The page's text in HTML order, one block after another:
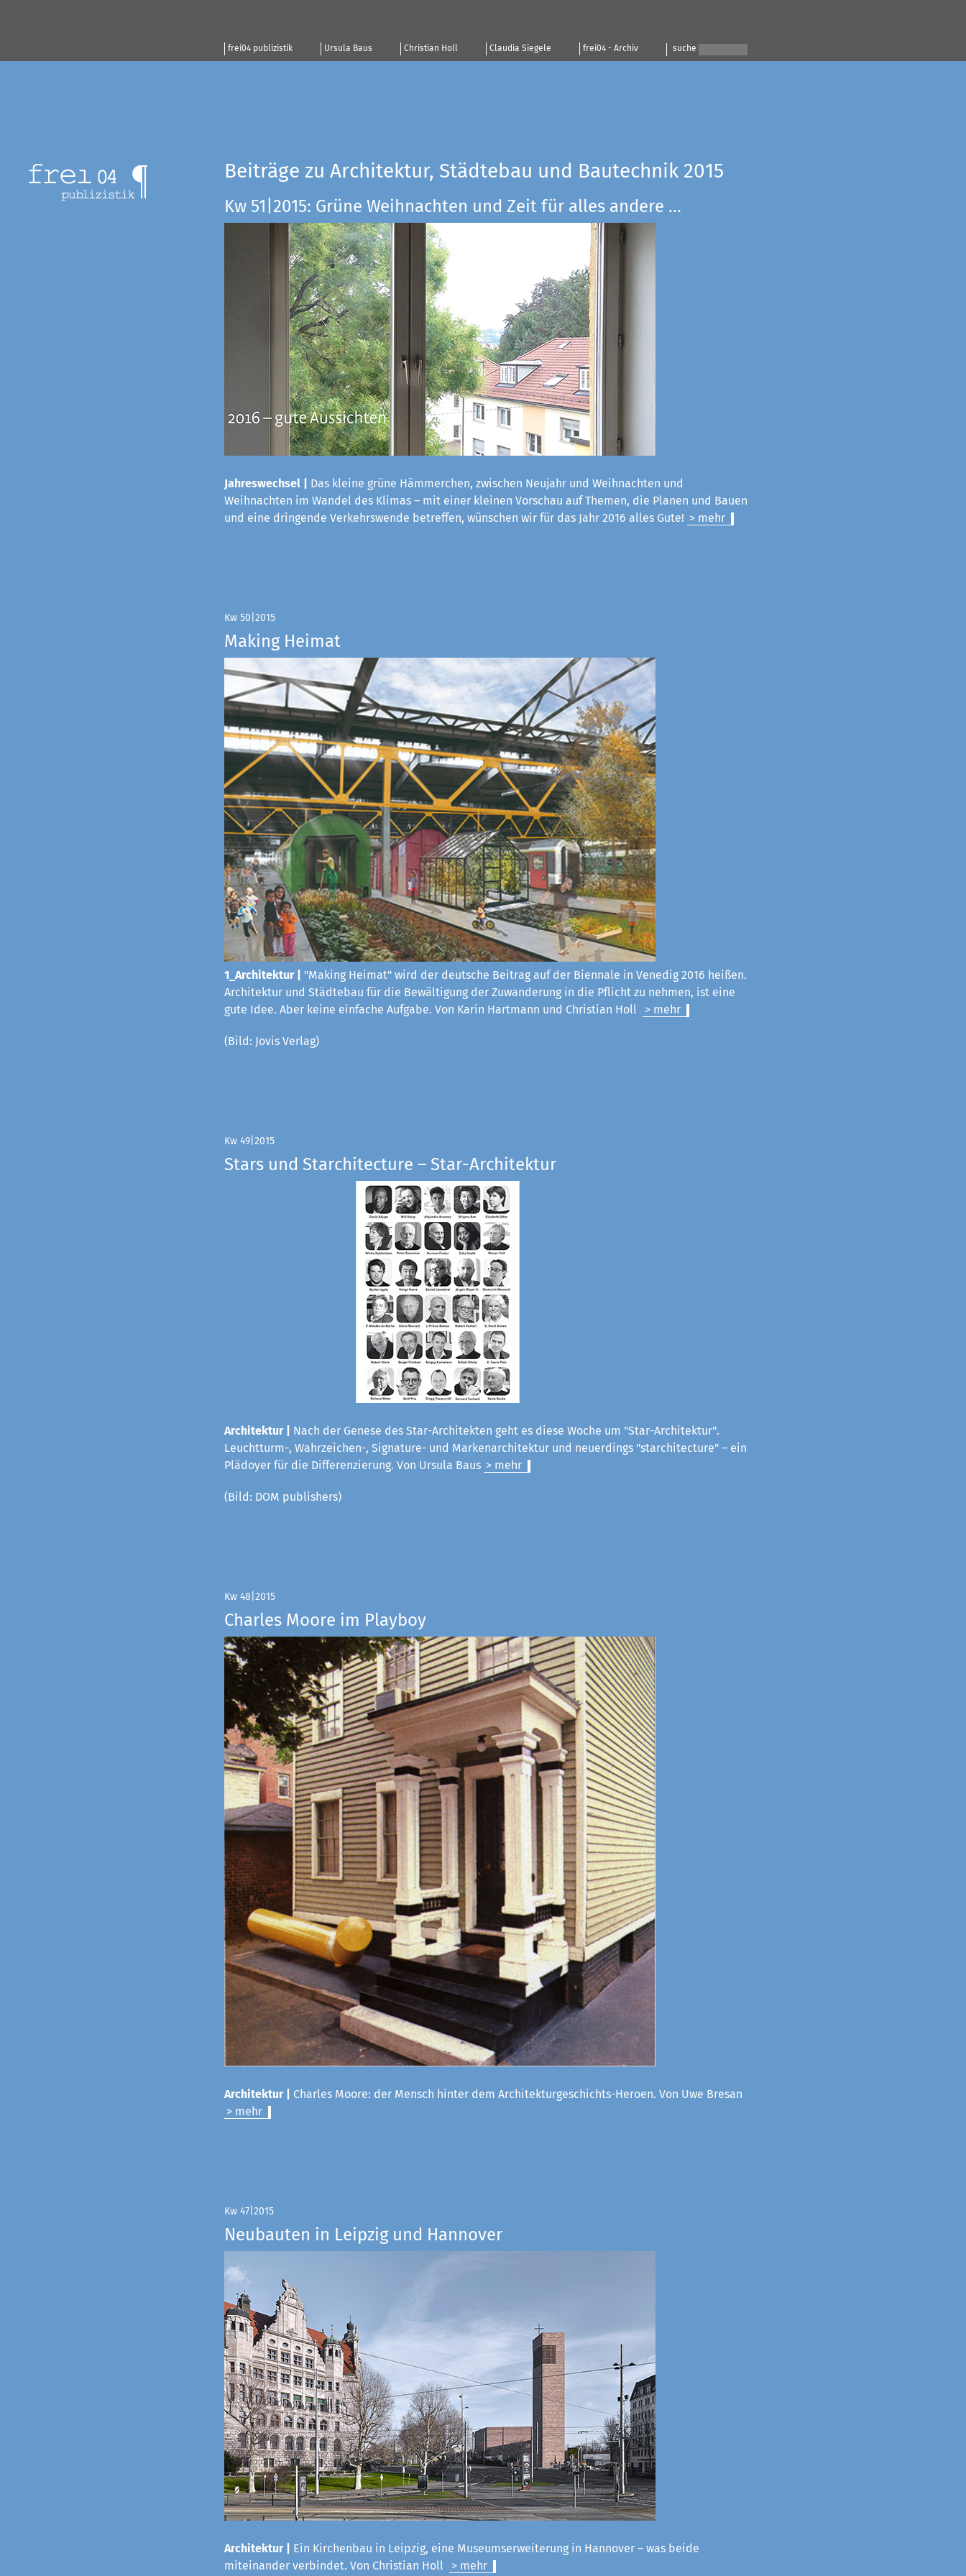
frei04 publizistik Ursula Baus Christian Holl Claudia Siegele frei04 - Archiv suche
Beiträge zu Architektur, Städtebau und Bautechnik 2015
Kw 51|2015: Grüne Weihnachten und Zeit für alles andere ...
Jahreswechsel |
Das kleine grüne Hämmerchen, zwischen Neujahr und Weihnachten und
Weihnachten im Wandel des Klimas – mit einer kleinen Vorschau auf Themen, die Planen und Bauen
und eine dringende Verkehrswende betreffen, wünschen wir für das Jahr 2016 alles Gute! > mehr
Kw 50|2015
Making Heimat
1_Architektur |
"Making Heimat" wird der deutsche Beitrag auf der Biennale in Venedig 2016 heißen.
Architektur und Städtebau für die Bewältigung der Zuwanderung in die Pflicht zu nehmen, ist eine
gute Idee. Aber keine einfache Aufgabe. Von Karin Hartmann und Christian Holl
> mehr
(Bild: Jovis Verlag)
Kw 49|2015
Stars und Starchitecture – Star-Architektur
Architektur |
Nach der Genese des Star-Architekten geht es diese Woche um "Star-Architektur".
Leuchtturm-, Wahrzeichen-, Signature- und Markenarchitektur und neuerdings "starchitecture" – ein
Plädoyer für die Differenzierung. Von Ursula Baus > mehr
(Bild: DOM publishers)
Kw 48|2015
Charles Moore im Playboy
Architektur | Charles Moore: der Mensch hinter dem Architekturgeschichts-Heroen. Von Uwe Bresan
> mehr
Kw 47|2015
Neubauten in Leipzig und Hannover
Architektur |
Ein Kirchenbau in Leipzig, eine Museumserweiterung in Hannover – was beide
miteinander verbindet. Von Christian Holl
> mehr